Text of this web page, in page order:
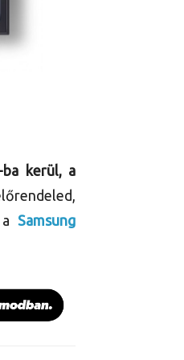
ba kerül, a
Samsung